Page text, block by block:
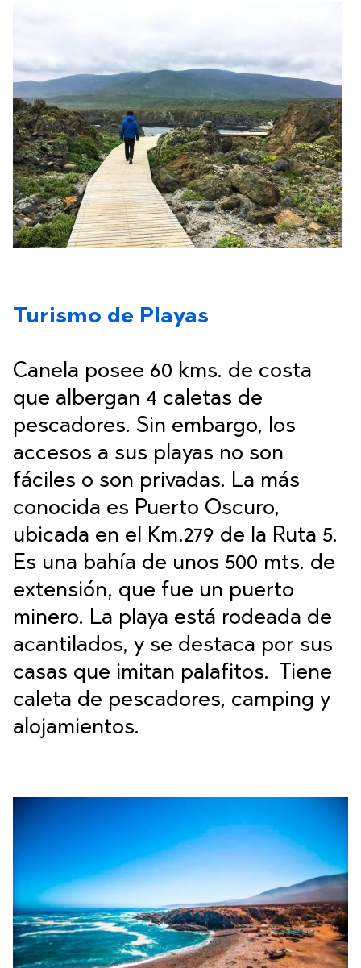
Turismo de Playas
Canela posee 60 kms. de costa
que albergan 4 caletas de
pescadores. Sin embargo, los
accesos a sus playas no son
fáciles o son privadas. La más
conocida es Puerto Oscuro,
ubicada en el Km.279 de la Ruta 5.
Es una bahía de unos 500 mts. de
extensión, que fue un puerto
minero. La playa está rodeada de
acantilados, y se destaca por sus
casas que imitan palafitos. Tiene
caleta de pescadores, camping y
alojamientos.